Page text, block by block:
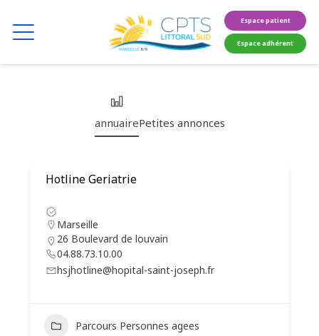
Espace patient
Espace adhérent
annuairePetites annonces
Hotline Geriatrie
Marseille
26 Boulevard de louvain
04.88.73.10.00
hsjhotline@hopital-saint-joseph.fr
Parcours Personnes agees